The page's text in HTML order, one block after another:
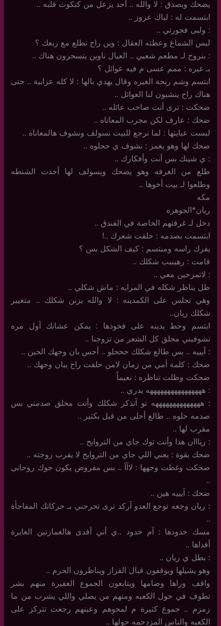
يضحك وبصدق : لا والله .. أحد يزعل من كتكوت قلبه ..
ابتسمت له : لباك عزوز ..
: ولبى فجورتي ..
لبس الشماغ وعطته العقال : وين راح تطلع مع ربعك ؟
: بنروح لـ مطعم شعبي .. العيال ناوين يتسحرون هناك ..
بـ غيره : ممم عسى م فيه عوائل ؟
ابتسم وشم ريحة الغيره وقال يهدي بالها : لا كله عزابية .. حتى
هناك راح ينشبون لنا العوائل ..
ضحكت : ترى أنت صاحب عائله ..
ضحك : عارف لكن مجرب المعاناه ..
لبست عبايتها : لما نرجع للبيت نسولف ونشوف هالمعاناه ..
ضحك لها وهو يغمز : نشوف ي ححلوه ..
: ي شينك بس أنت وأفكارك ..
طلع من الغرفه وهو يضحك ويسولف لها أخذت الشنطه
وطلعوا لـ بيت أخوها ..
مكه
ريان*الجوهره
دخل لـ غرفتهم الخاصة في الفندق ..
ابتسمت بصدمه : حلقت شعرك ..!
يفرك راسه ومبتسم : كيف الشكل بس ؟
قامت : رهيببب شكلك ..
: لاتمزحين معي ..
ظل يناظر شكله في المرايه : ماش شكلي ..
وهي تجلس على الكمدينه : لا والله يزنن شكلك .. متغيير
شكلك ريان..
ابتسم وحط يدينه على فخوذها : يمكن عشانك أول مره
تشوفيني محلق كل الشعر من تزوجنا ..
: آيييه .. بس طالع شكلك حححلو .. أحس بان وجهك الحين ..
ضحك : كلمة أمي من زمان لامن حلقت راح يبان وجهك ..
ضحكت وظلت تناظره : نعيماً
: ههههههههههههههههه بدري ..
: ههههههههههههههه تو آتذكر شكلك وأنت محلق صدمني بس
صدمه حلوه .. طالع أحلى من قبل بكثير ..
مقرب لها ..
: ريااان هذا وأنت توك جاي من التروايح ..
ضحك بقوة : يعني اللي جاي من التروايح لا يقرب زوجته ..
ضحكت وغطت وجهها : لاآآ .. بس مفروض يكون جوك روحاني
..
ضحك : آيييه هين ..
: ريان وجعه توجع العدو آركد ترى تحرجني بـ حركاتك المفاجأة
..
مسك خدودها : آم خدود ..ي أني أفدى هالغمازتين الغايرة
أفداها ..
: بطل ي ريان ..
وهو يشيلها ويوقفون قبال القزاز ويناظرون الحرم ..
واقف وراها وضامها ويتابعون الجموع الغفيرة منهم بشر
تطوف في حول الكعبه ومنهم من يصلي واللي يشرب من ما
زمزم .. جموع كثيرة م لمحوهم وعينهم رجعت تتركز على
الكعبه والناس المزدحمه حولها ..